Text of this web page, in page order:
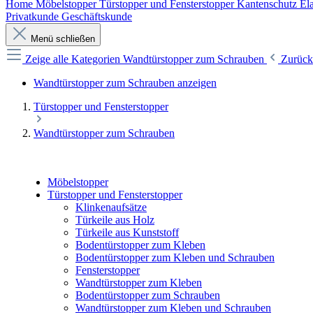
Home Möbelstopper Türstopper und Fensterstopper Kantenschutz
Privatkunde Geschäftskunde
Menü schließen
Zeige alle Kategorien Wandtürstopper zum Schrauben
Zurück
Wandtürstopper zum Schrauben anzeigen
Türstopper und Fensterstopper
Wandtürstopper zum Schrauben
Möbelstopper
Türstopper und Fensterstopper
Klinkenaufsätze
Türkeile aus Holz
Türkeile aus Kunststoff
Bodentürstopper zum Kleben
Bodentürstopper zum Kleben und Schrauben
Fensterstopper
Wandtürstopper zum Kleben
Bodentürstopper zum Schrauben
Wandtürstopper zum Kleben und Schrauben